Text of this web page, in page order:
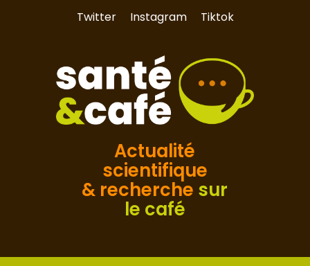
Twitter Instagram Tiktok
Actualité
scientifique
& recherche sur
le café